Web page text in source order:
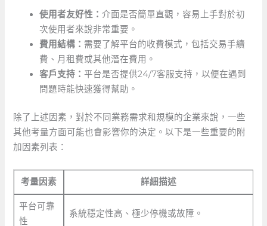
使用者友好性：介面是否簡單直觀，容易上手對於初
次使用者來說非常重要。
費用結構： 需要了解平台的收費模式，包括交易手續
費、月租費或其他潛在費用。
客戶支持：平台是否提供24/7客服支持，以便在遇到
問題時能快速獲得幫助。
除了上述因素，對於不同業務需求和規模的企業來說，一些
其他考量方面可能也會影響你的決定。以下是一些重要的附
加因素列表：
考量因素 詳細描述
平台可靠
性
系統穩定性高、極少停機或故障。